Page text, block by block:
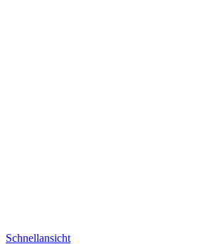
Schnellansicht